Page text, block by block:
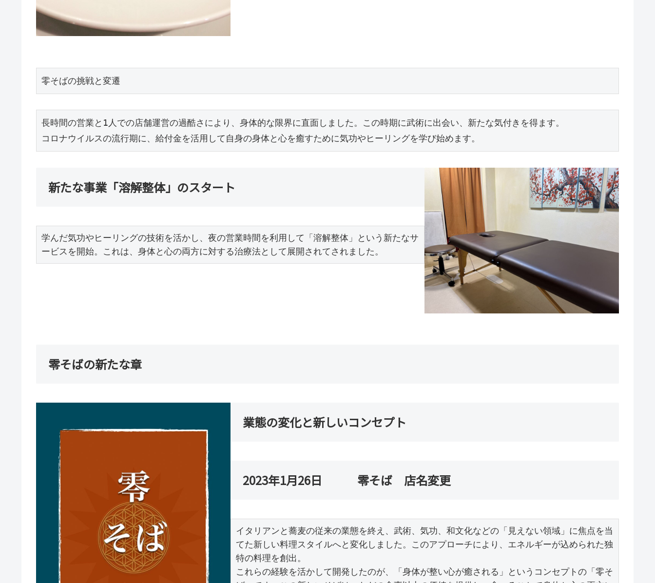
零そばの挑戦と変遷
長時間の営業と1人での店舗運営の過酷さにより、身体的な限界に直面しました。この時期に武術に出会い、新たな気付きを得ます。
コロナウイルスの流行期に、給付金を活用して自身の身体と心を癒すために気功やヒーリングを学び始めます。
新たな事業「溶解整体」のスタート
学んだ気功やヒーリングの技術を活かし、夜の営業時間を利用して「溶解整体」という新たなサ
ービスを開始。これは、身体と心の両方に対する治療法として展開されてされました。
零そばの新たな章
業態の変化と新しいコンセプト
2023年1月26日 零そば 店名変更
イタリアンと蕎麦の従来の業態を終え、武術、気功、和文化などの「見えない領域」に焦点を当
てた新しい料理スタイルへと変化しました。このアプローチにより、エネルギーが込められた独
特の料理を創出。
これらの経験を活かして開発したのが、「身体が整い心が癒される」というコンセプトの「零そ